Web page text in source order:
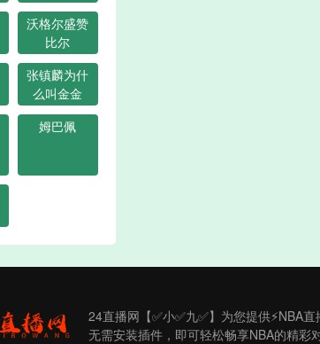
沃格尔盛赞
比尔
张镇麟为什
么叫金金
姆巴佩
24直播网【✅小✅九✅】为您提供⚡NBA
无需安装插件，即可轻松畅享NBA的精彩